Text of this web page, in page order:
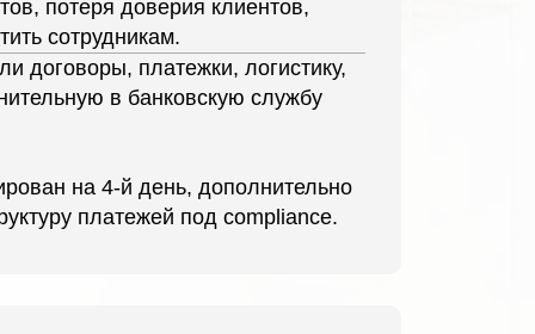
потеря доверия клиентов,
сотрудникам.
договоры, платежки, логистику,
в банковскую службу
на 4-й день, дополнительно
платежей под compliance.